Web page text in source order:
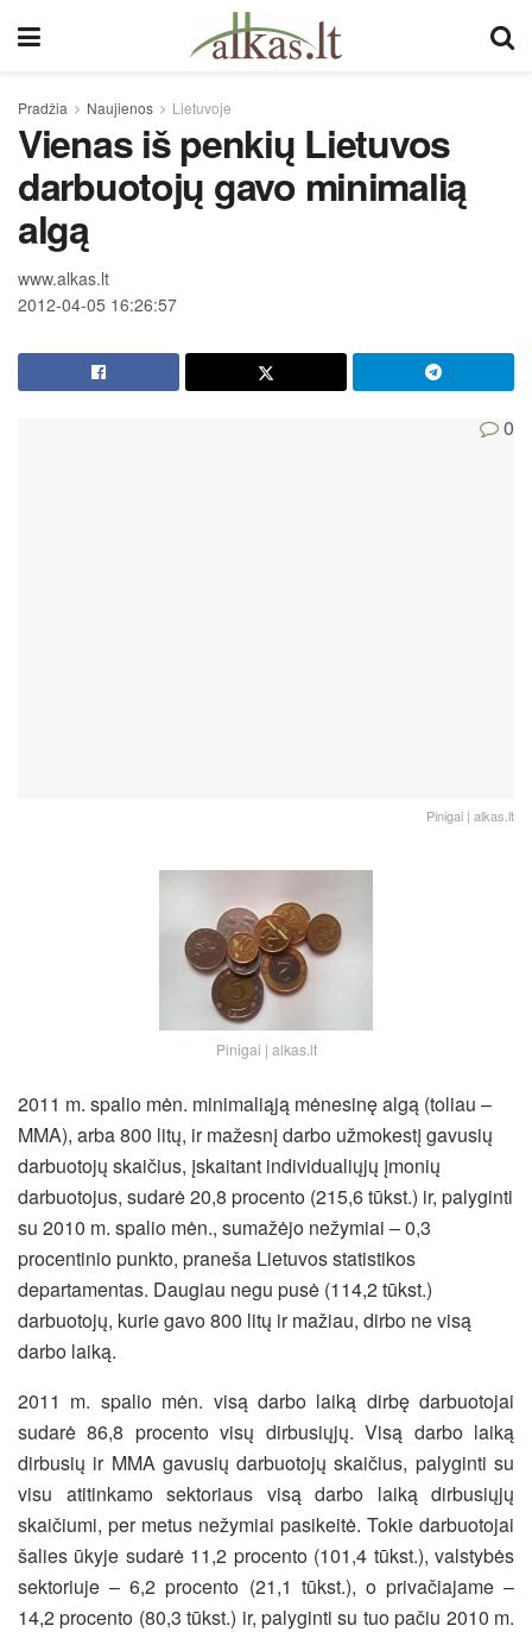
Pradžia Naujienos Lietuvoje
Vienas iš penkių Lietuvos
darbuotojų gavo minimalią
algą
www.alkas.lt
2012-04-05 16:26:57
0
Pinigai | alkas.lt
Pinigai | alkas.lt
2011 m. spalio mėn. minimaliąją mėnesinę algą (toliau –
MMA), arba 800 litų, ir mažesnį darbo užmokestį gavusių
darbuotojų skaičius, įskaitant individualiųjų įmonių
darbuotojus, sudarė 20,8 procento (215,6 tūkst.) ir, palyginti
su 2010 m. spalio mėn., sumažėjo nežymiai – 0,3
procentinio punkto, praneša Lietuvos statistikos
departamentas. Daugiau negu pusė (114,2 tūkst.)
darbuotojų, kurie gavo 800 litų ir mažiau, dirbo ne visą
darbo laiką.
2011 m. spalio mėn. visą darbo laiką dirbę darbuotojai
sudarė 86,8 procento visų dirbusiųjų. Visą darbo laiką
dirbusių ir MMA gavusių darbuotojų skaičius, palyginti su
visu atitinkamo sektoriaus visą darbo laiką dirbusiųjų
skaičiumi, per metus nežymiai pasikeitė. Tokie darbuotojai
šalies ūkyje sudarė 11,2 procento (101,4 tūkst.), valstybės
sektoriuje – 6,2 procento (21,1 tūkst.), o privačiajame –
14,2 procento (80,3 tūkst.) ir, palyginti su tuo pačiu 2010 m.